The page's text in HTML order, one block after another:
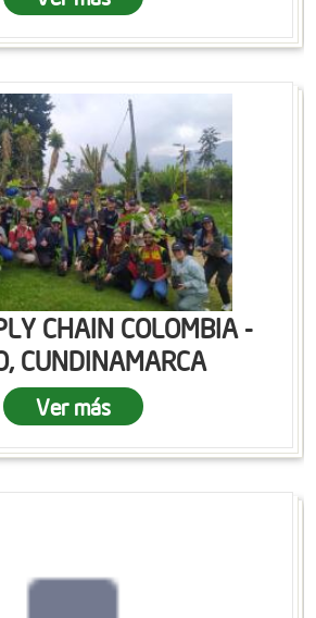
CHAIN COLOMBIA -
CUNDINAMARCA
Ver más